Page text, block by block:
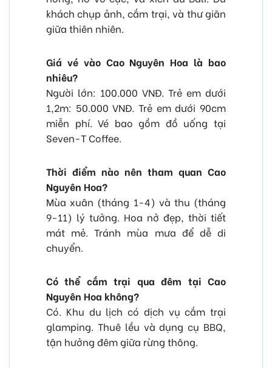
khách chụp ảnh, cắm trại, và thư giãn
giữa thiên nhiên.
Giá vé vào Cao Nguyên Hoa là bao
nhiêu?
Người lớn: 100.000 VNĐ. Trẻ em dưới
1,2m: 50.000 VNĐ. Trẻ em dưới 90cm
miễn phí. Vé bao gồm đồ uống tại
Seven-T Coffee.
Thời điểm nào nên tham quan Cao
Nguyên Hoa?
Mùa xuân (tháng 1-4) và thu (tháng
9-11) lý tưởng. Hoa nở đẹp, thời tiết
mát mẻ. Tránh mùa mưa để dễ di
chuyển.
Có thể cắm trại qua đêm tại Cao
Nguyên Hoa không?
Có. Khu du lịch có dịch vụ cắm trại
glamping. Thuê lều và dụng cụ BBQ,
tận hưởng đêm giữa rừng thông.